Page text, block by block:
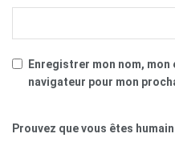
Enregistrer mon nom,
navigateur pour mon
Prouvez que vous êtes humain